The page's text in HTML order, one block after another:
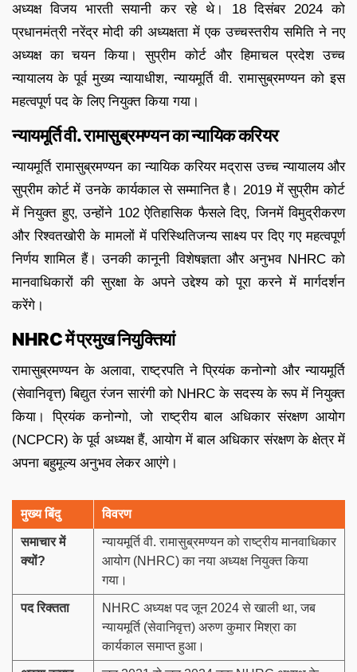
अध्यक्ष विजय भारती सयानी कर रहे थे। 18 दिसंबर 2024 को
प्रधानमंत्री नरेंद्र मोदी की अध्यक्षता में एक उच्चस्तरीय समिति ने नए
अध्यक्ष का चयन किया। सुप्रीम कोर्ट और हिमाचल प्रदेश उच्च
न्यायालय के पूर्व मुख्य न्यायाधीश, न्यायमूर्ति वी. रामासुब्रमण्यन को इस
महत्वपूर्ण पद के लिए नियुक्त किया गया।
न्यायमूर्ति वी. रामासुब्रमण्यन का न्यायिक करियर
न्यायमूर्ति रामासुब्रमण्यन का न्यायिक करियर मद्रास उच्च न्यायालय और
सुप्रीम कोर्ट में उनके कार्यकाल से सम्मानित है। 2019 में सुप्रीम कोर्ट
में नियुक्त हुए, उन्होंने 102 ऐतिहासिक फैसले दिए, जिनमें विमुद्रीकरण
और रिश्वतखोरी के मामलों में परिस्थितिजन्य साक्ष्य पर दिए गए महत्वपूर्ण
निर्णय शामिल हैं। उनकी कानूनी विशेषज्ञता और अनुभव NHRC को
मानवाधिकारों की सुरक्षा के अपने उद्देश्य को पूरा करने में मार्गदर्शन
करेंगे।
NHRC में प्रमुख नियुक्तियां
रामासुब्रमण्यन के अलावा, राष्ट्रपति ने प्रियंक कनोन्गो और न्यायमूर्ति
(सेवानिवृत्त) बिद्युत रंजन सारंगी को NHRC के सदस्य के रूप में नियुक्त
किया। प्रियंक कनोन्गो, जो राष्ट्रीय बाल अधिकार संरक्षण आयोग
(NCPCR) के पूर्व अध्यक्ष हैं, आयोग में बाल अधिकार संरक्षण के क्षेत्र में
अपना बहुमूल्य अनुभव लेकर आएंगे।
मुख्य बिंदु विवरण
समाचार में
क्यों?
न्यायमूर्ति वी. रामासुब्रमण्यन को राष्ट्रीय मानवाधिकार
आयोग (NHRC) का नया अध्यक्ष नियुक्त किया
गया।
पद रिक्तता
NHRC अध्यक्ष पद जून 2024 से खाली था, जब
न्यायमूर्ति (सेवानिवृत्त) अरुण कुमार मिश्रा का
कार्यकाल समाप्त हुआ।